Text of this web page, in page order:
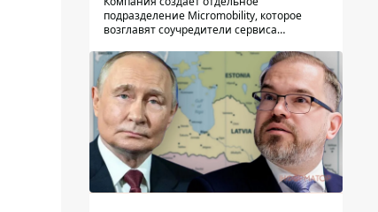
подразделение Micromobility, которое
возглавят соучредители сервиса